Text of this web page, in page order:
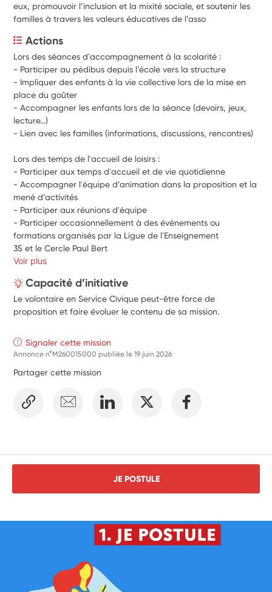
eux, promouvoir l’inclusion et la mixité sociale, et soutenir les
familles à travers les valeurs éducatives de l’asso
Actions
Lors des séances d'accompagnement à la scolarité :
- Participer au pédibus depuis l’école vers la structure
- Impliquer des enfants à la vie collective lors de la mise en
place du goûter
- Accompagner les enfants lors de la séance (devoirs, jeux,
lecture…)
- Lien avec les familles (informations, discussions, rencontres)
Lors des temps de l'accueil de loisirs :
- Participer aux temps d'accueil et de vie quotidienne
- Accompagner l'équipe d’animation dans la proposition et la
mené d’activités
- Participer aux réunions d'équipe
- Participer occasionnellement à des événements ou
formations organisés par la Ligue de l'Enseignement
35 et le Cercle Paul Bert
Voir plus
Capacité d’initiative
Le volontaire en Service Civique peut-être force de
proposition et faire évoluer le contenu de sa mission.
Signaler cette mission
Annonce n°M260015000 publiée le19 juin 2026
Partager cette mission
JE POSTULE